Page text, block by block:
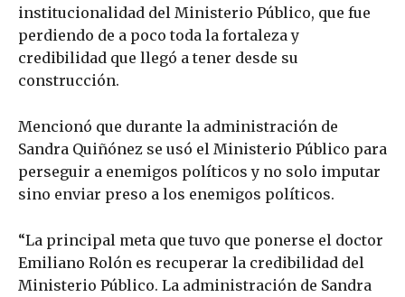
institucionalidad del Ministerio Público, que fue
perdiendo de a poco toda la fortaleza y
credibilidad que llegó a tener desde su
construcción.
Mencionó que durante la administración de
Sandra Quiñónez se usó el Ministerio Público para
perseguir a enemigos políticos y no solo imputar
sino enviar preso a los enemigos políticos.
“La principal meta que tuvo que ponerse el doctor
Emiliano Rolón es recuperar la credibilidad del
Ministerio Público. La administración de Sandra